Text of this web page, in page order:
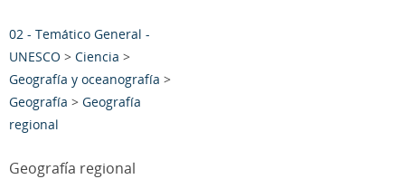
02 - Temático General -
UNESCO > Ciencia >
Geografía y oceanografía >
Geografía > Geografía
regional
Geografía regional